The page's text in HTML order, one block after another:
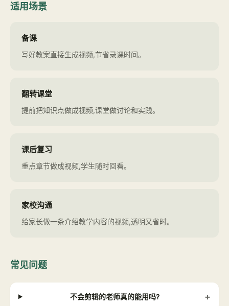
适用场景
备课
写好教案直接生成视频,节省录课时间。
翻转课堂
提前把知识点做成视频,课堂做讨论和实践。
课后复习
重点章节做成视频,学生随时回看。
家校沟通
给家长做一条介绍教学内容的视频,透明又省时。
常见问题
不会剪辑的老师真的能用吗? +